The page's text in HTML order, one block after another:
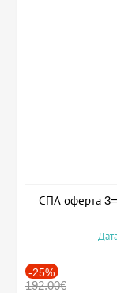
СПА оферта
-25%
192.00€